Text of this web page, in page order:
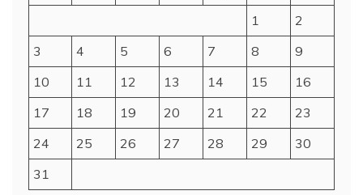
1
2
3
4 5 6 7 8
9
10
11 12 13 14 15
16
17
18 19 20 21 22
23
24
25 26 27 28 29
30
31